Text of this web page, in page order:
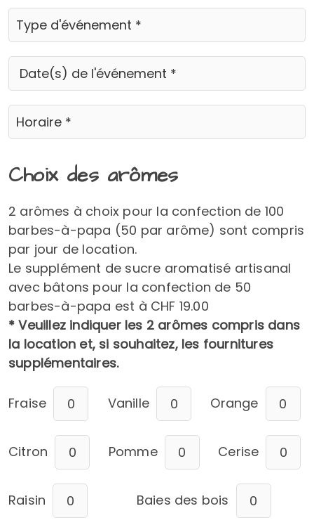
Choix des arômes
2 arômes à choix pour la confection de 100
barbes-à-papa (50 par arôme) sont compris
par jour de location.
Le supplément de sucre aromatisé artisanal
avec bâtons pour la confection de 50
barbes-à-papa est à CHF 19.00
* Veuillez indiquer les 2 arômes compris dans
la location et, si souhaitez, les fournitures
supplémentaires.
Fraise Vanille Orange
Citron Pomme Cerise
Raisin Baies des bois